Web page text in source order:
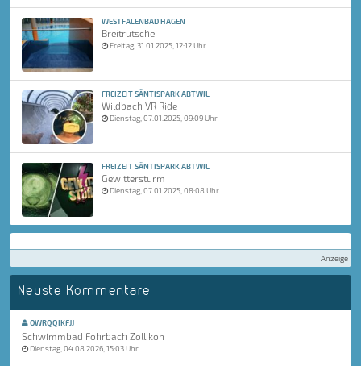
WESTFALENBAD HAGEN
Breitrutsche
Freitag, 31.01.2025, 12:12 Uhr
FREIZEIT SÄNTISPARK ABTWIL
Wildbach VR Ride
Dienstag, 07.01.2025, 09:09 Uhr
FREIZEIT SÄNTISPARK ABTWIL
Gewittersturm
Dienstag, 07.01.2025, 08:08 Uhr
Anzeige
Neuste Kommentare
OWRQQIKFJJ
Schwimmbad Fohrbach Zollikon
Dienstag, 04.08.2026, 15:03 Uhr